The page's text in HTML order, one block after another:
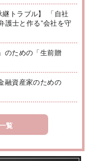
トラブル】 「自社
護士と作る”会社を守
のための「生前贈
融資産家のための
覧